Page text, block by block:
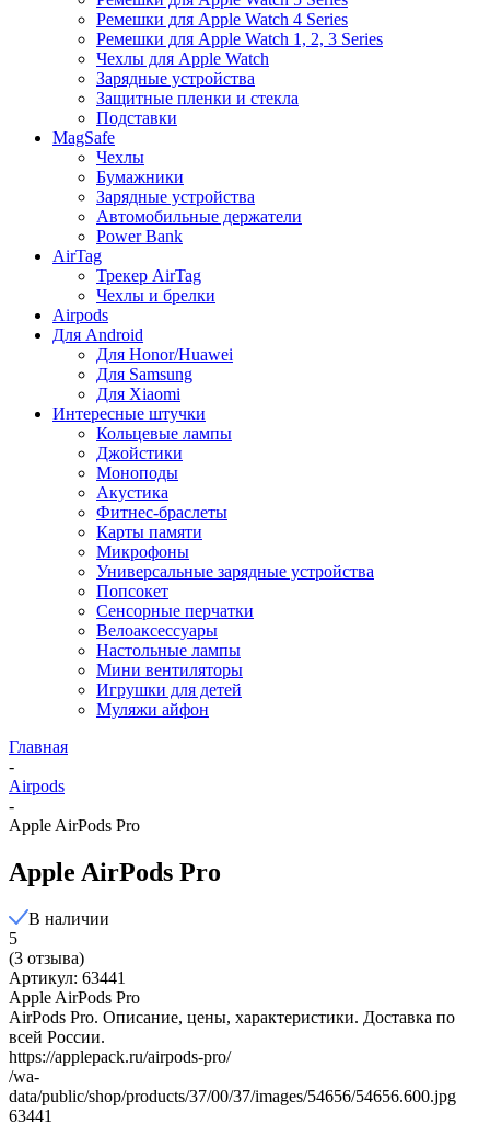
Ремешки для Apple Watch 4 Series
Ремешки для Apple Watch 1, 2, 3 Series
Чехлы для Apple Watch
Зарядные устройства
Защитные пленки и стекла
Подставки
MagSafe
Чехлы
Бумажники
Зарядные устройства
Автомобильные держатели
Power Bank
AirTag
Трекер AirTag
Чехлы и брелки
Airpods
Для Android
Для Honor/Huawei
Для Samsung
Для Xiaomi
Интересные штучки
Кольцевые лампы
Джойстики
Моноподы
Акустика
Фитнес-браслеты
Карты памяти
Микрофоны
Универсальные зарядные устройства
Попсокет
Сенсорные перчатки
Велоаксессуары
Настольные лампы
Мини вентиляторы
Игрушки для детей
Муляжи айфон
Главная
-
Airpods
-
Apple AirPods Pro
Apple AirPods Pro
В наличии
5
(3 отзыва)
Артикул: 63441
Apple AirPods Pro
AirPods Pro. Описание, цены, характеристики. Доставка по
всей России.
https://applepack.ru/airpods-pro/
/wa-
data/public/shop/products/37/00/37/images/54656/54656.600.jpg
63441